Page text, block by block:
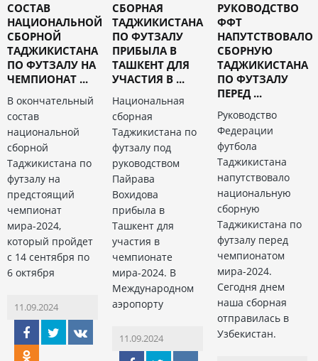
СОСТАВ
НАЦИОНАЛЬНОЙ
СБОРНОЙ
ТАДЖИКИСТАНА
ПО ФУТЗАЛУ НА
ЧЕМПИОНАТ ...
В окончательный
состав
национальной
сборной
Таджикистана по
футзалу на
предстоящий
чемпионат
мира-2024,
который пройдет
с 14 сентября по
6 октября
11.09.2024
СБОРНАЯ
ТАДЖИКИСТАНА
ПО ФУТЗАЛУ
ПРИБЫЛА В
ТАШКЕНТ ДЛЯ
УЧАСТИЯ В ...
Национальная
сборная
Таджикистана по
футзалу под
руководством
Пайрава
Вохидова
прибыла в
Ташкент для
участия в
чемпионате
мира-2024. В
Международном
аэропорту
11.09.2024
РУКОВОДСТВО
ФФТ
НАПУТСТВОВАЛО
СБОРНУЮ
ТАДЖИКИСТАНА
ПО ФУТЗАЛУ
ПЕРЕД ...
Руководство
Федерации
футбола
Таджикистана
напутствовало
национальную
сборную
Таджикистана по
футзалу перед
чемпионатом
мира-2024.
Сегодня днем
наша сборная
отправилась в
Узбекистан.